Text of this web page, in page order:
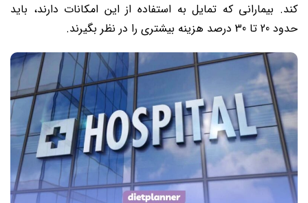
کند. بیمارانی که تمایل به استفاده از این امکانات دارند، باید
حدود 20 تا 30 درصد هزینه بیشتری را در نظر بگیرند.